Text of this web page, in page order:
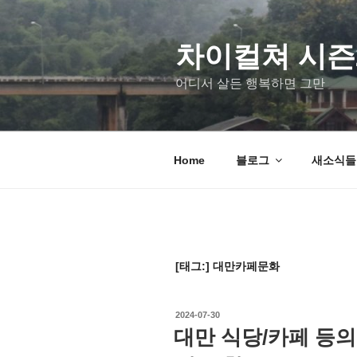
차이컬쳐 시
어디서 살든 행복하면 그만
Home 블로그 새소식
[태그:] 대만카페문화
2024-07-30
대만 식당/카페 등